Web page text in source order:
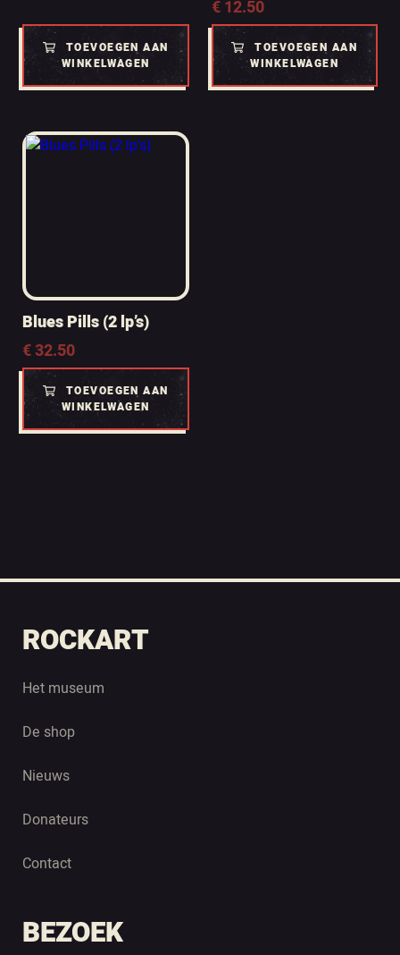
TOEVOEGEN AAN
WINKELWAGEN
€12.50
TOEVOEGEN AAN
WINKELWAGEN
Blues Pills (2 lp’s)
€32.50
TOEVOEGEN AAN
WINKELWAGEN
ROCKART
Het museum
De shop
Nieuws
Donateurs
Contact
BEZOEK